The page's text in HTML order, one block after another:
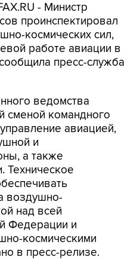
- Министр
проинспектировал
космических сил,
работе авиации в
пресс-служба
ведомства
сменой командного
авиацией,
и
а также
Техническое
воздушно-
над всей
Федерации и
космическими
в пресс-релизе.